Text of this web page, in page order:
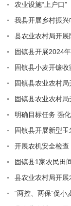
农业设施“上户口
县农业农村局开
固镇县开展2024
固镇县小麦开镰
明确目标任务 强
固镇县开展新型
开展农机安全检
县农业农村局开
“两控、两保”促小